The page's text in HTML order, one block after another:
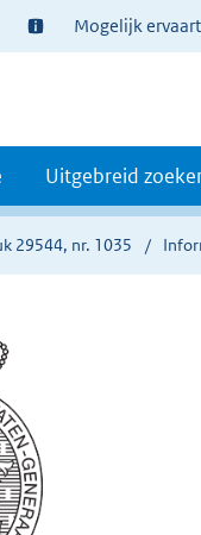
Ter
informatie:
Mogelijk
Uitgebreid
29544, nr. 1035